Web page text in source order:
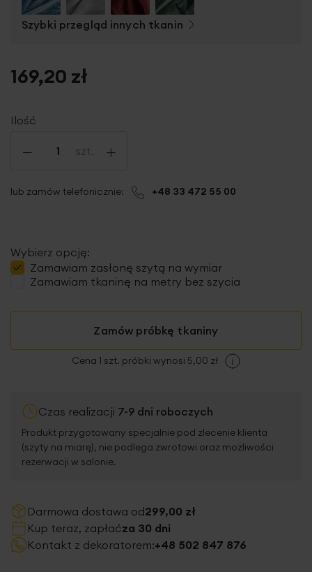
Szybki przegląd innych tkanin
169,20 zł
Ilość
- szt. +
lub zamów telefonicznie: +48 33 472 55 00
Wybierz opcję:
Zamawiam zasłonę szytą na wymiar
Zamawiam tkaninę na metry bez szycia
Zamów próbkę tkaniny
Cena 1 szt. próbki wynosi 5,00 zł
Czas realizacji 7-9 dni roboczych
Produkt przygotowany specjalnie pod zlecenie klienta
(szyty na miarę), nie podlega zwrotowi oraz możliwości
rezerwacji w salonie.
Darmowa dostawa od299,00 zł
Kup teraz, zapłaćza 30 dni
Kontakt z dekoratorem:+48 502 847 876